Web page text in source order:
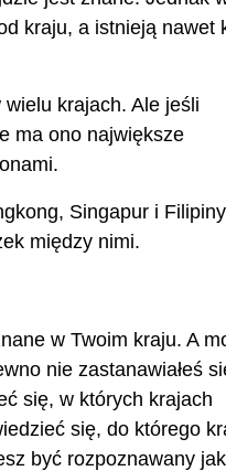
kraju, a istnieją nawet
krajach. Ale jeśli
ma ono największe
Singapur i
między nimi.
w Twoim kraju. A
nie zastanawiałeś
się, w których krajach
się, do którego
być rozpoznawany